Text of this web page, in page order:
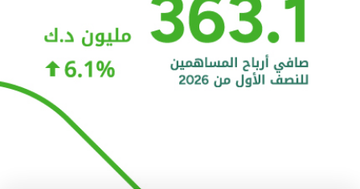
خدمة "بيتك" للتداول الإلكتروني
البطاقات
"برامج العملاء"